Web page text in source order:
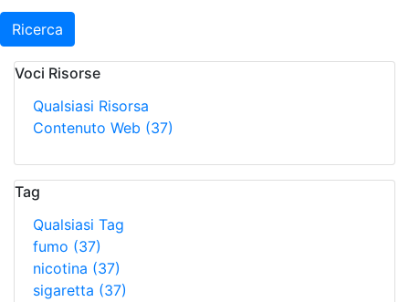
Ricerca
Voci Risorse
Qualsiasi Risorsa
Contenuto Web (37)
Tag
Qualsiasi Tag
fumo (37)
nicotina (37)
sigaretta (37)